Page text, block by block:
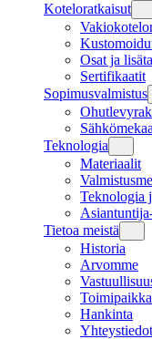
Koteloratkaisut
Osat ja
Sertifikaatit
Sopimusvalmistus
Teknologia
Materiaalit
Teknologia
Tietoa meistä
Historia
Arvomme
Hankinta
Yhteystiedot